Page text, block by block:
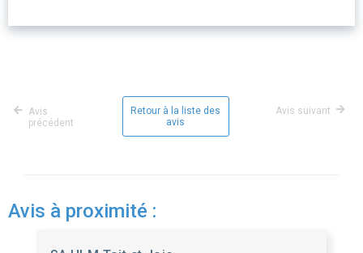
Avis
précédent
Retour à la liste des
avis
Avis suivant
Avis à proximité :